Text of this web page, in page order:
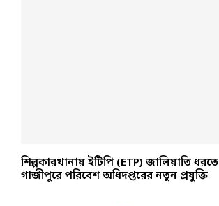
শিল্পকারখানায় ইটিপি (ETP) জালিয়াতি ধরতে
গাজীপুরে পরিবেশ অধিদপ্তরের নতুন প্রযুক্তি